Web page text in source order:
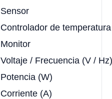
Sensor
Controlador de temperatura
Monitor
Voltaje / Frecuencia (V / Hz)
Potencia (W)
Corriente (A)